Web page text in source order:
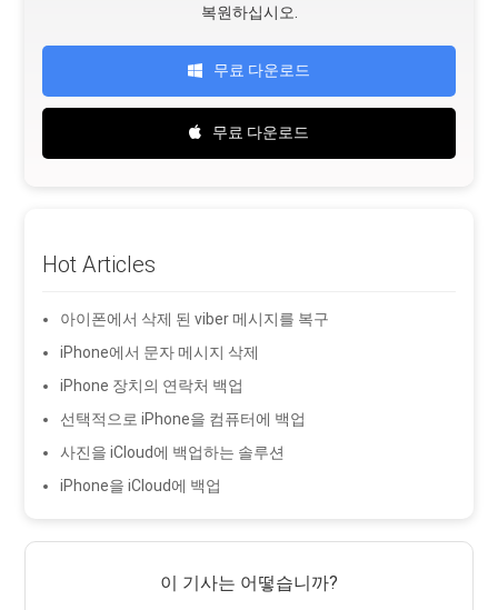
복원하십시오.
무료 다운로드
무료 다운로드
Hot Articles
아이폰에서 삭제 된 viber 메시지를 복구
iPhone에서 문자 메시지 삭제
iPhone 장치의 연락처 백업
선택적으로 iPhone을 컴퓨터에 백업
사진을 iCloud에 백업하는 솔루션
iPhone을 iCloud에 백업
이 기사는 어떻습니까?